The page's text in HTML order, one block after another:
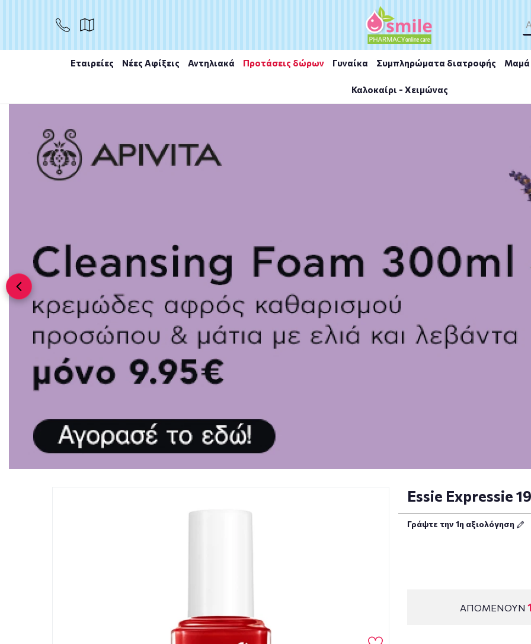
Εταιρείες Νέες Αφίξεις Αντηλιακά Προτάσεις δώρων Γυναίκα Συμπληρώματα διατροφής Μαμά
Καλοκαίρι - Χειμώνας
ΑΓΟΡΑ
Essie Expressie
Γράψτε την 1η αξιολόγηση
ΑΠΟΜΕΝΟΥΝ